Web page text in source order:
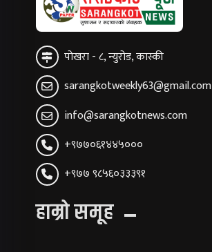
पोखरा - ८, न्युरोड, कास्की
sarangkotweekly63@gmail.com
info@sarangkotnews.com
+९७७०६१४४५०००
+९७७ ९८५६०३३३९१
हाम्रो समूह